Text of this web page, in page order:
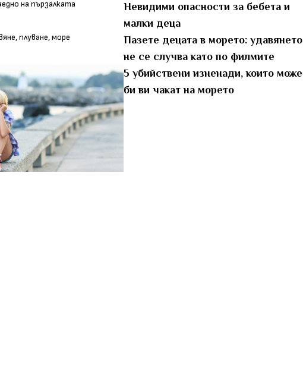
Невидими опасности за бебета и
малки деца
Пазете децата в морето: удавянето
не се случва като по филмите
5 убийствени изненади, които може
би ви чакат на морето